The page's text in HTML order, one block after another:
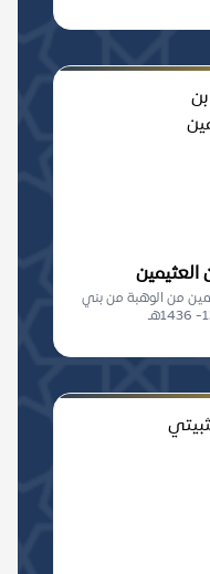
العثيمين
من الوهبة من بني